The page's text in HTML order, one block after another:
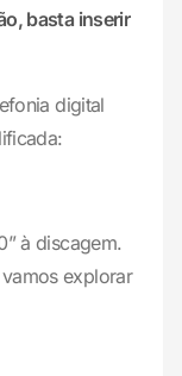
basta inserir
digital
à discagem.
explorar